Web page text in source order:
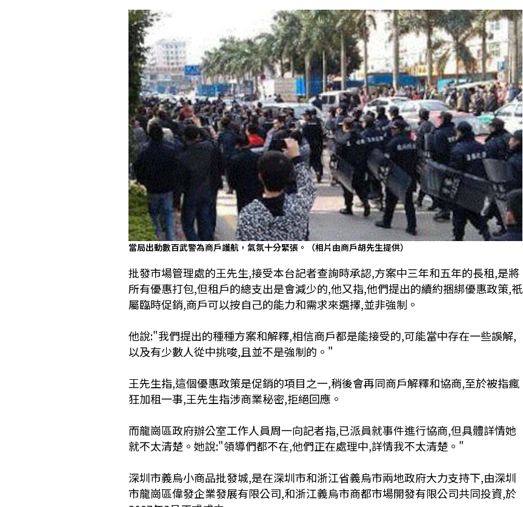
當局出動數百武警為商戶護航，氣氛十分緊張。（相片由商戶胡先生提供）
批發市場管理處的王先生,接受本台記者查詢時承認,方案中三年和五年的長租,是將
所有優惠打包,但租戶的總支出是會減少的,他又指,他們提出的續約捆綁優惠政策,祇
屬臨時促銷,商戶可以按自己的能力和需求來選擇,並非強制。
他說:"我們提出的種種方案和解釋,相信商戶都是能接受的,可能當中存在一些誤解,
以及有少數人從中挑唆,且並不是強制的。"
王先生指,這個優惠政策是促銷的項目之一,稍後會再同商戶解釋和協商,至於被指瘋
狂加租一事,王先生指涉商業秘密,拒絕回應。
而龍崗區政府辦公室工作人員周一向記者指,已派員就事件進行協商,但具體詳情她
就不太清楚。她說:"領導們都不在,他們正在處理中,詳情我不太清楚。"
深圳市義烏小商品批發城,是在深圳市和浙江省義烏市兩地政府大力支持下,由深圳
市龍崗區偉發企業發展有限公司,和浙江義烏市商都市場開發有限公司共同投資,於